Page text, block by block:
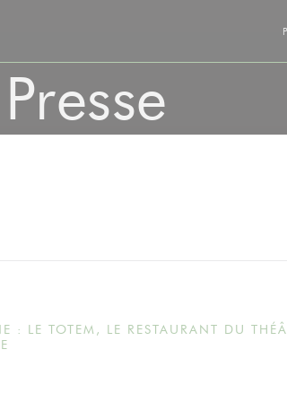
Presse
: LE TOTEM, LE RESTAURANT DU